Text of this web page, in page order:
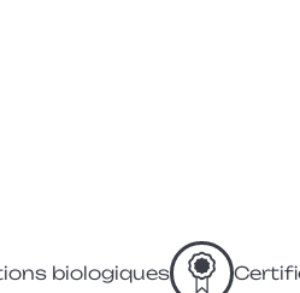
biologiques